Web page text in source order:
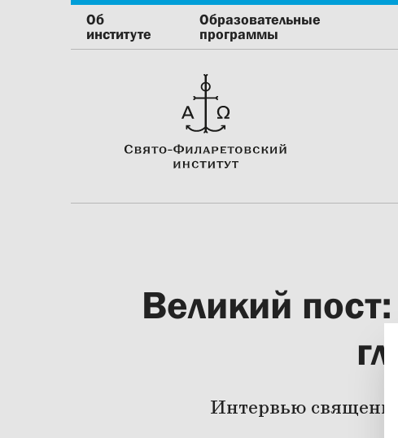
Об
институте
Образовательные
программы
Великий
Интервью